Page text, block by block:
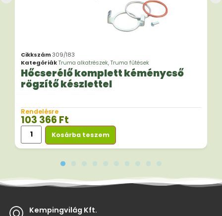
Cikkszám 309/183
KategóriákTruma alkatrészek,Truma fűtések
Hőcserélő komplett kéménycső
rögzítő készlettel
Rendelésre
103 366 Ft
Kosárba teszem
Kempingvilág Kft.